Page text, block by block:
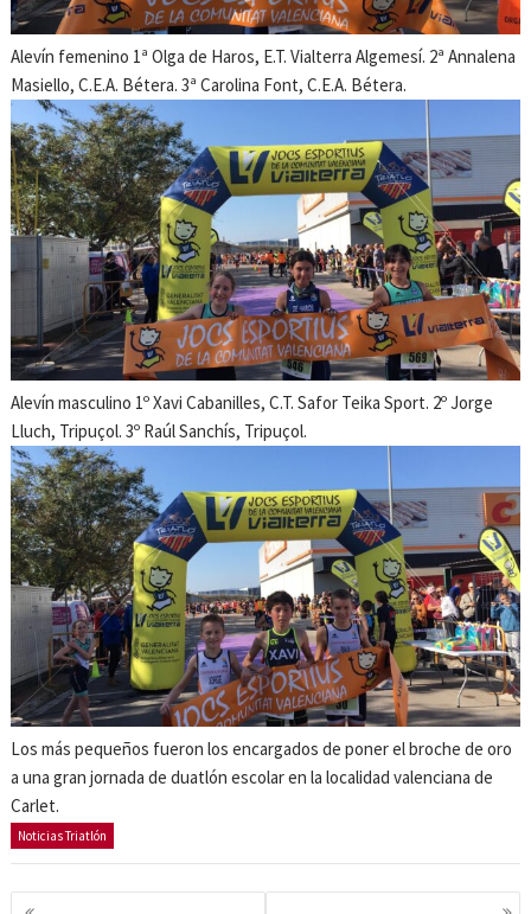
Alevín femenino 1ª Olga de Haros, E.T. Vialterra Algemesí. 2ª Annalena
Masiello, C.E.A. Bétera. 3ª Carolina Font, C.E.A. Bétera.
Alevín masculino 1º Xavi Cabanilles, C.T. Safor Teika Sport. 2º Jorge
Lluch, Tripuçol. 3º Raúl Sanchís, Tripuçol.
Los más pequeños fueron los encargados de poner el broche de oro
a una gran jornada de duatlón escolar en la localidad valenciana de
Carlet.
Noticias Triatlón
Navegación